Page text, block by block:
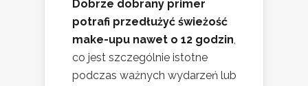
Dobrze dobrany primer
potrafi przedłużyć świeżość
make-upu nawet o 12 godzin,
co jest szczególnie istotne
podczas ważnych wydarzeń lub